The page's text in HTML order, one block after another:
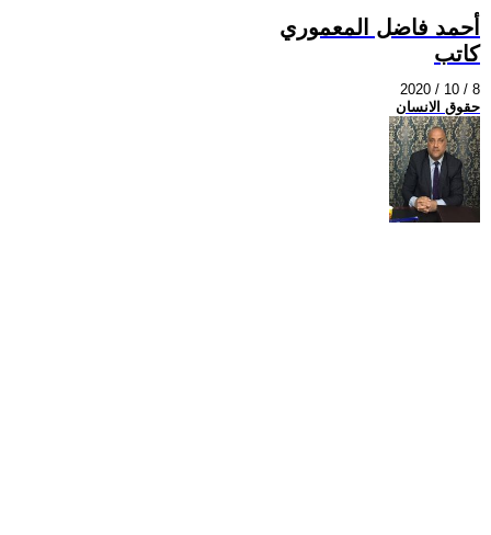
أحمد فاضل المعموري
كاتب
2020 / 10 / 8
حقوق الانسان